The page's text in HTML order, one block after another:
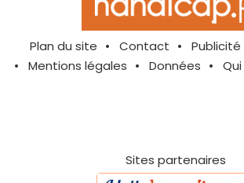
Plan du site Contact
Mentions légales
Données
Sites partenaires